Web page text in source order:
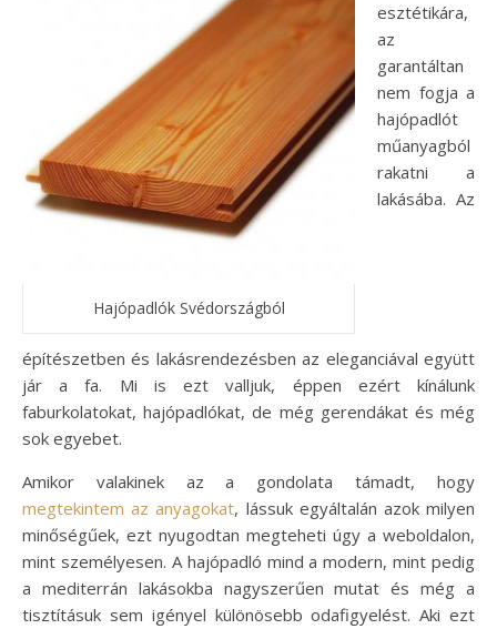
Hajópadlók Svédországból
esztétikára,
az
garantáltan
nem fogja a
hajópadlót
műanyagból
rakatni a
lakásába. Az
építészetben és lakásrendezésben az eleganciával együtt
jár a fa. Mi is ezt valljuk, éppen ezért kínálunk
faburkolatokat, hajópadlókat, de még gerendákat és még
sok egyebet.
Amikor valakinek az a gondolata támadt, hogy
megtekintem az anyagokat, lássuk egyáltalán azok milyen
minőségűek, ezt nyugodtan megteheti úgy a weboldalon,
mint személyesen. A hajópadló mind a modern, mint pedig
a mediterrán lakásokba nagyszerűen mutat és még a
tisztításuk sem igényel különösebb odafigyelést. Aki ezt